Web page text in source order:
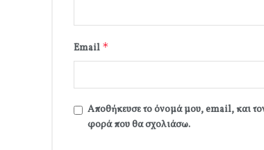
Email *
Αποθήκευσε το όνομά μου, email, και
φορά που θα σχολιάσω.